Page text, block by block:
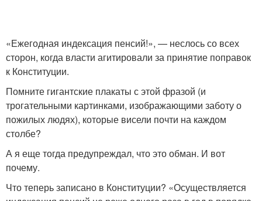
«Ежегодная индексация пенсий!», — неслось со всех
сторон, когда власти агитировали за принятие поправок
к Конституции.
Помните гигантские плакаты с этой фразой (и
трогательными картинками, изображающими заботу о
пожилых людях), которые висели почти на каждом
столбе?
А я еще тогда предупреждал, что это обман. И вот
почему.
Что теперь записано в Конституции? «Осуществляется